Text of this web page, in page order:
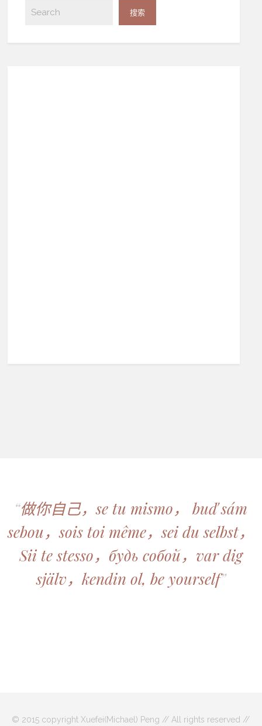
“做你自己，se tu mismo， buď sám
sebou，sois toi même，sei du selbst，
Sii te stesso，будь собой，var dig
själv，kendin ol, be yourself”
© 2015 copyright Xuefei(Michael) Peng // All rights reserved //